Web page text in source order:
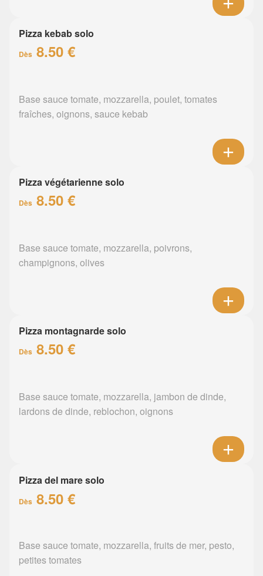
Pizza kebab solo
Dès 8.50 €
Base sauce tomate, mozzarella, poulet, tomates
fraîches, oignons, sauce kebab
Pizza végétarienne solo
Dès 8.50 €
Base sauce tomate, mozzarella, poivrons,
champignons, olives
Pizza montagnarde solo
Dès 8.50 €
Base sauce tomate, mozzarella, jambon de dinde,
lardons de dinde, reblochon, oignons
Pizza del mare solo
Dès 8.50 €
Base sauce tomate, mozzarella, fruits de mer, pesto,
petites tomates